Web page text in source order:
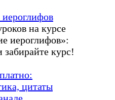
на курсе
иероглифов»:
курс!
цитаты